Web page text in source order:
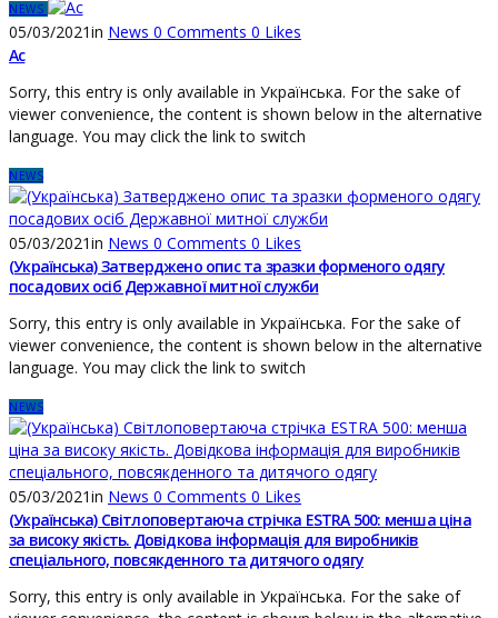
NEWS
05/03/2021in News 0 Comments 0 Likes
Ас
Sorry, this entry is only available in Українська. For the sake of
viewer convenience, the content is shown below in the alternative
language. You may click the link to switch
NEWS
05/03/2021in News 0 Comments 0 Likes
(Українська) Затверджено опис та зразки форменого одягу
посадових осіб Державної митної служби
Sorry, this entry is only available in Українська. For the sake of
viewer convenience, the content is shown below in the alternative
language. You may click the link to switch
NEWS
05/03/2021in News 0 Comments 0 Likes
(Українська) Світлоповертаюча стрічка ESTRA 500: менша ціна
за високу якість. Довідкова інформація для виробників
спеціального, повсякденного та дитячого одягу
Sorry, this entry is only available in Українська. For the sake of